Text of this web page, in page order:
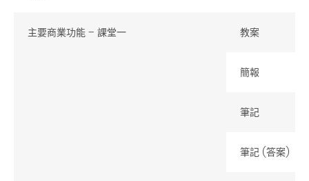
主要商業功能 – 課堂一 教案
簡報
筆記
筆記 (答案)